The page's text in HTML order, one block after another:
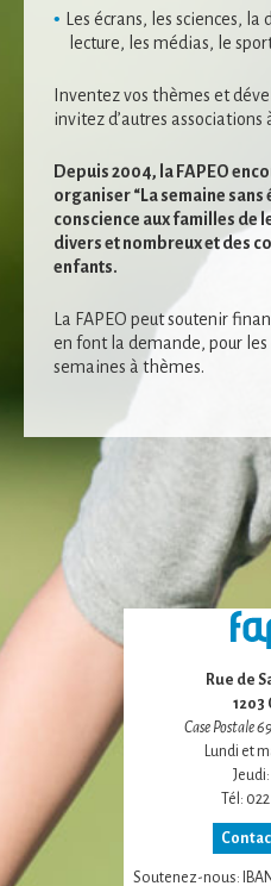
Les écrans, les sciences,
lecture, les médias, le
Inventez vos thèmes et
invitez d’autres associations
Depuis 2004, la FAPEO
organiser “La semaine
conscience aux familles de
divers et nombreux et des
enfants.
La FAPEO peut soutenir
en font la demande, pour
semaines à thèmes.
Rue de
1203
Case Postale
Lundi et
Jeudi:
Tél: 022
Soutenez-nous: